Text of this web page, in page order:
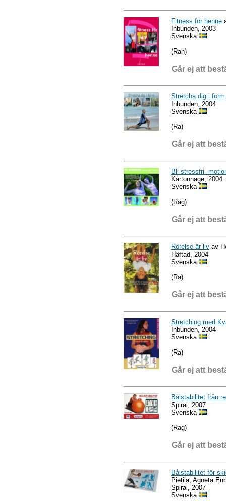
Fitness för henne
Inbunden, 2003
Svenska
(Rah)
Går ej att
Stretcha dig i form
Inbunden, 2004
Svenska
(Ra)
Går ej att
Bli stressfri-
Kartonnage, 2004
Svenska
(Rag)
Går ej att
Rörelse är liv av
Häftad, 2004
Svenska
(Ra)
Går ej att
Stretching med
Inbunden, 2004
Svenska
(Ra)
Går ej att
Bålstabilitet från
Spiral, 2007
Svenska
(Rag)
Går ej att
Bålstabilitet för
Pietilä, Agneta
Spiral, 2007
Svenska